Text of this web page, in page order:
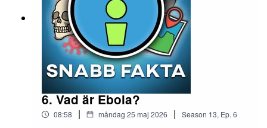
6. Vad är Ebola?
08:58 | måndag 25 maj 2026 | Season 13, Ep. 6